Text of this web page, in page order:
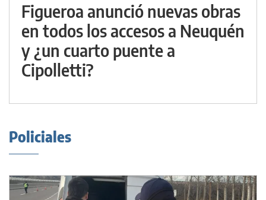
Figueroa anunció nuevas obras
en todos los accesos a Neuquén
y ¿un cuarto puente a
Cipolletti?
Policiales